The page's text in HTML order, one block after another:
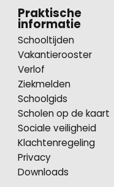
Praktische
informatie
Schooltijden
Vakantierooster
Verlof
Ziekmelden
Schoolgids
Scholen op de kaart
Sociale veiligheid
Klachtenregeling
Privacy
Downloads